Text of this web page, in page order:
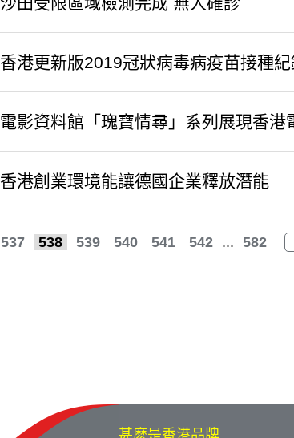
香港更新版2019冠狀病毒病疫苗接種
電影資料館「瑰寶情尋」系列展現香港
香港創業環境能讓德國企業釋放潛能
537 538 539 540 541 542 ... 582